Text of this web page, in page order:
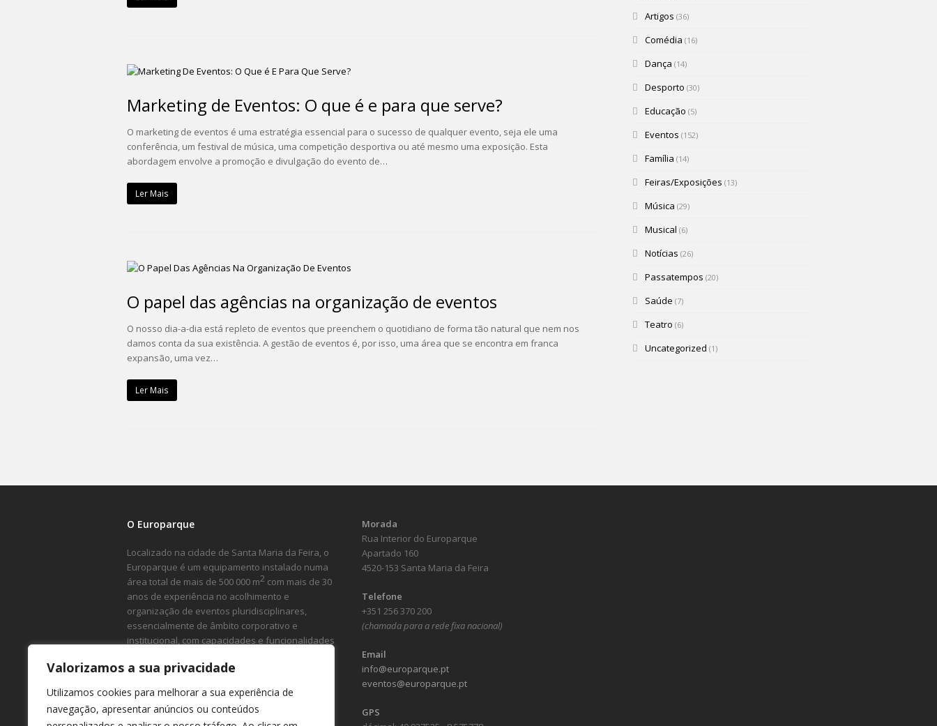
Valorizamos a sua privacidade
Utilizamos cookies para melhorar a sua experiência de
navegação, apresentar anúncios ou conteúdos
Marketing de Eventos: O que é e para que serve?
O marketing de eventos é uma estratégia essencial para o sucesso de qualquer evento, seja ele uma
conferência, um festival de música, uma competição desportiva ou até mesmo uma exposição. Esta
abordagem envolve a promoção e divulgação do evento de…
Ler Mais
O papel das agências na organização de eventos
O nosso dia-a-dia está repleto de eventos que preenchem o quotidiano de forma tão natural que nem nos
damos conta da sua existência. A gestão de eventos é, por isso, uma área que se encontra em franca
expansão, uma vez…
Ler Mais
Artigos (36)
Comédia (16)
Dança (14)
Desporto (30)
Educação (5)
Eventos (152)
Família (14)
Feiras/Exposições (13)
Música (29)
Musical (6)
Notícias (26)
Passatempos (20)
Saúde (7)
Teatro (6)
Uncategorized (1)
O Europarque
Localizado na cidade de Santa Maria da Feira, o
Europarque é um equipamento instalado numa
área total de mais de 500 000 m2 com mais de 30
anos de experiência no acolhimento e
organização de eventos pluridisciplinares,
essencialmente de âmbito corporativo e
institucional, com capacidades e funcionalidades
Morada
Rua Interior do Europarque
Apartado 160
4520-153 Santa Maria da Feira
Telefone
+351 256 370 200
(chamada para a rede fixa nacional)
Email
info@europarque.pt
eventos@europarque.pt
GPS